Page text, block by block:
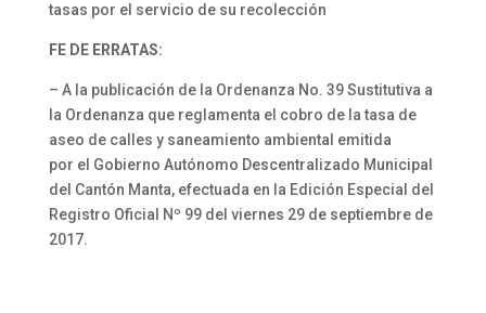
tasas por el servicio de su recolección
FE DE ERRATAS:
– A la publicación de la Ordenanza No. 39 Sustitutiva a
la Ordenanza que reglamenta el cobro de la tasa de
aseo de calles y saneamiento ambiental emitida
por el Gobierno Autónomo Descentralizado Municipal
del Cantón Manta, efectuada en la Edición Especial del
Registro Oficial Nº 99 del viernes 29 de septiembre de
2017.